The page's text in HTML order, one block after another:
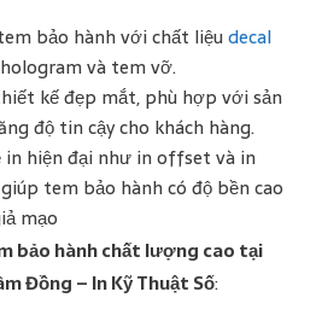
bảo hành với chất liệudecal
và tem vỡ.
kế đẹp mắt, phù hợp với sản
độ tin cậy cho khách hàng.
in hiện đại như in offset và in
tem bảo hành có độ bền cao
mạo​
bảo hành chất lượng cao tại
Đồng – In Kỹ Thuật Số: